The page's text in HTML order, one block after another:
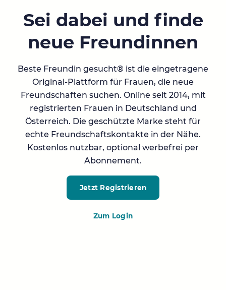
Sei dabei und finde
neue Freundinnen
Beste Freundin gesucht® ist die eingetragene
Original-Plattform für Frauen, die neue
Freundschaften suchen. Online seit 2014, mit
registrierten Frauen in Deutschland und
Österreich. Die geschützte Marke steht für
echte Freundschaftskontakte in der Nähe.
Kostenlos nutzbar, optional werbefrei per
Abonnement.
Jetzt Registrieren
Zum Login